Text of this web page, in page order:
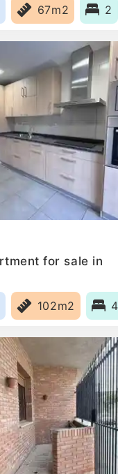
67m2 2
for sale in
102m2 4